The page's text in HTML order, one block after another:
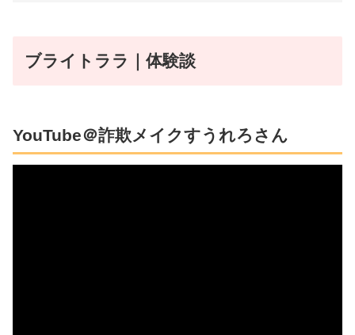
ブライトララ｜体験談
YouTube＠詐欺メイクすうれろさん